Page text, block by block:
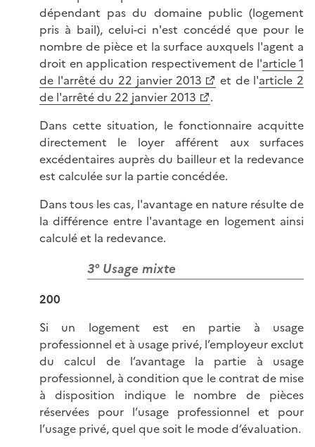
dépendant pas du domaine public (logement
pris à bail), celui-ci n'est concédé que pour le
nombre de pièce et la surface auxquels l'agent a
droit en application respectivement de l'article 1
de l'arrêté du 22 janvier 2013
et de l'article 2
de l'arrêté du 22 janvier 2013
.
Dans cette situation, le fonctionnaire acquitte
directement le loyer afférent aux surfaces
excédentaires auprès du bailleur et la redevance
est calculée sur la partie concédée.
Dans tous les cas, l'avantage en nature résulte de
la différence entre l'avantage en logement ainsi
calculé et la redevance.
3° Usage mixte
200
Si un logement est en partie à usage
professionnel et à usage privé, l’employeur exclut
du calcul de l’avantage la partie à usage
professionnel, à condition que le contrat de mise
à disposition indique le nombre de pièces
réservées pour l’usage professionnel et pour
l’usage privé, quel que soit le mode d’évaluation.